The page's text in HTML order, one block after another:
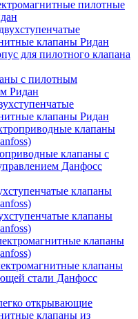
пилотные
клапаны Ридан
для пилотного клапана
с пилотным
Ридан
клапаны Ридан
клапаны
клапаны с
Данфосс
клапаны
клапаны
клапаны
клапаны
стали Данфосс
открывающие
клапаны из